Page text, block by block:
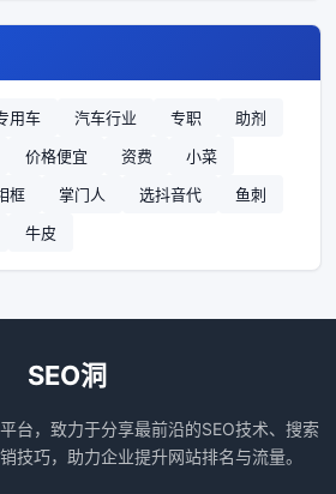
用车 汽车行业 专职
助剂
价格便宜 资费
小菜
框 掌门人 选抖音代
鱼刺
牛皮
SEO洞
台，致力于分享最前沿的SEO技术、搜索
技巧，助力企业提升网站排名与流量。